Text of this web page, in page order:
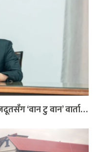
‘वान टु वान’ वार्ता…